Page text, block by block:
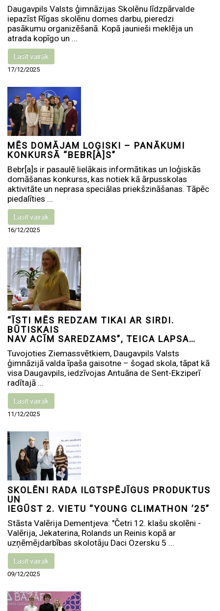
Daugavpils Valsts ģimnāzijas Skolēnu līdzpārvalde
iepazīst Rīgas skolēnu domes darbu, pieredzi
pasākumu organizēšanā. Kopā jaunieši meklēja un
atrada kopīgo un ...
Lasīt vairāk
17/12/2025
MĒS DOMĀJAM LOĢISKI – PANĀKUMI
KONKURSĀ “BEBR[A]S”
Bebr[a]s ir pasaulē lielākais informātikas un loģiskās
domāšanas konkurss, kas notiek kā ārpusskolas
aktivitāte un neprasa speciālas priekšzināšanas. Tāpēc
piedalīties ...
Lasīt vairāk
16/12/2025
“ĪSTI MĒS REDZAM TIKAI AR SIRDI.
BŪTISKAIS
NAV ACĪM SAREDZAMS”, TEICA LAPSA…
Tuvojoties Ziemassvētkiem, Daugavpils Valsts
ģimnāzijā valda īpaša gaisotne – šogad skola, tāpat kā
visa Daugavpils, iedzīvojas Antuāna de Sent-Ekziperī
radītajā ...
Lasīt vairāk
11/12/2025
SKOLĒNI RADA ILGTSPĒJĪGUS PRODUKTUS
UN
IEGŪST 2. VIETU “YOUNG CLIMATHON ’25”
Stāsta Valērija Dementjeva: "Četri 12. klašu skolēni -
Valērija, Jekaterina, Rolands un Reinis kopā ar
uzņēmējdarbības skolotāju Daci Ozersku 5 ...
Lasīt vairāk
09/12/2025